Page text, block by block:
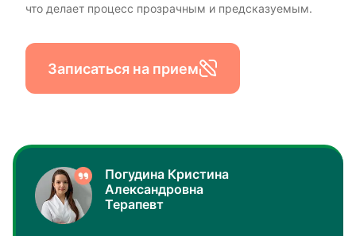
что делает процесс прозрачным и предсказуемым.
Записаться на прием
Погудина Кристина
Александровна
Терапевт